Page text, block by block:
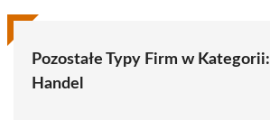
Pozostałe Typy Firm w Kategorii:
Handel